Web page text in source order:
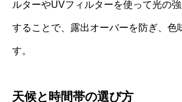
ルターやUVフィルターを使って光の
することで、露出オーバーを防ぎ、色
す。
天候と時間帯の選び方